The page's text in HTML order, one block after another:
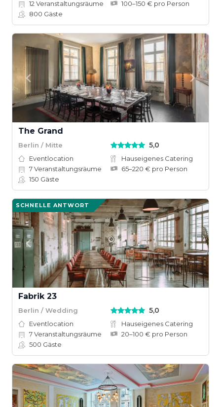
12 Veranstaltungsräume
100–150 € pro Person
800 Gäste
The Grand
Berlin / Mitte 5,0
Eventlocation
Hauseigenes Catering
7Veranstaltungsräume
65–220 € pro Person
150 Gäste
SCHNELLE ANTWORT
Fabrik 23
Berlin / Wedding 5,0
Eventlocation
Hauseigenes Catering
7Veranstaltungsräume
20–100 € pro Person
500 Gäste